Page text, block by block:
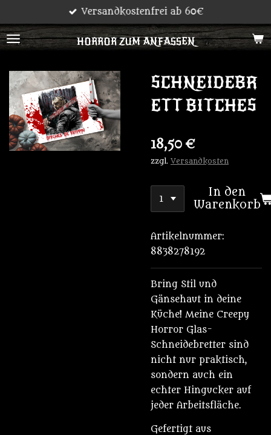
Hauptinhalt
springen
HORROR ZUM ANFASSEN
Versandkostenfrei ab 60€
SCHNEIDEBR
ETT BITCHES
18,50 €
zzgl. Versandkosten
In den
Warenkorb
Artikelnummer:
8838278192
Bring Stil und
Gänsehaut in deine
Küche! Meine Creepy
Horror Glas-
Schneidebretter sind
nicht nur praktisch,
sondern auch ein
echter Hingucker auf
jeder Arbeitsfläche.
Gefertigt aus